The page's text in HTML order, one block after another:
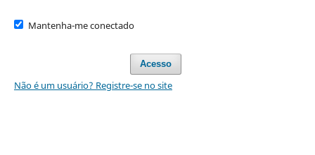
Mantenha-me conectado
Acesso
Não é um usuário? Registre-se no site